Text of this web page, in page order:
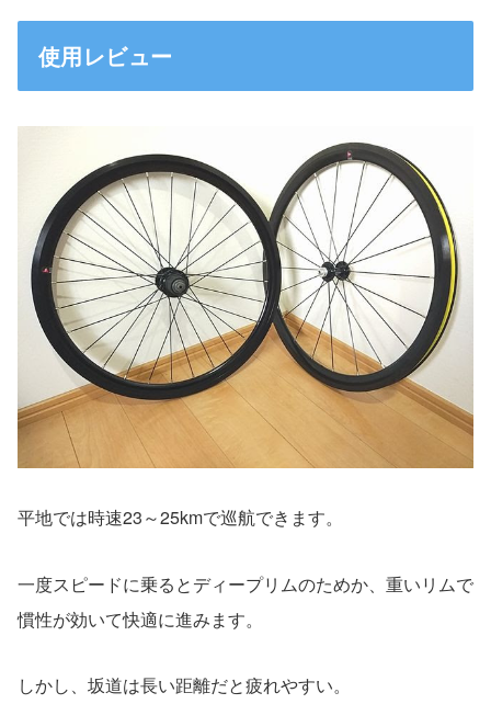
使用レビュー
平地では時速23～25kmで巡航できます。
一度スピードに乗るとディープリムのためか、重いリムで
慣性が効いて快適に進みます。
しかし、坂道は長い距離だと疲れやすい。